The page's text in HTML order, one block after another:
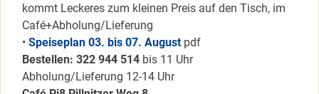
kommt Leckeres zum kleinen Preis auf den Tisch, im
Café+Abholung/Lieferung
• Speiseplan 03. bis 07. August pdf
Bestellen: 322 944 514 bis 11 Uhr
Abholung/Lieferung 12-14 Uhr